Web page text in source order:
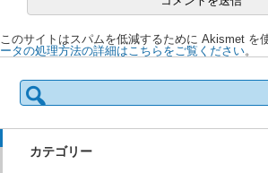
このサイトはスパムを低減するために Akismet を
ータの処理方法の詳細はこちらをご覧ください。
検
索:
カテゴリー